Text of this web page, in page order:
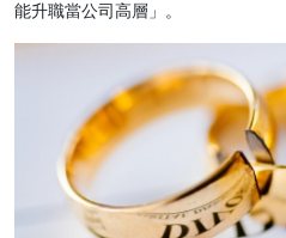
能升職當公司高層」。